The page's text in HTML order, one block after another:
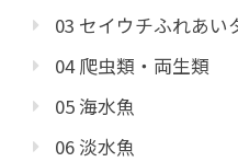
03 セイウチふれあい
04 爬虫類・両生類
05 海水魚
06 淡水魚